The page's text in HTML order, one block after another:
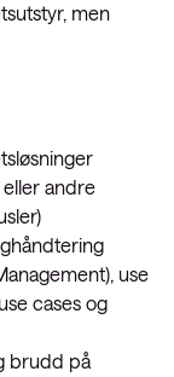
men
andre
use
cases og
brudd på